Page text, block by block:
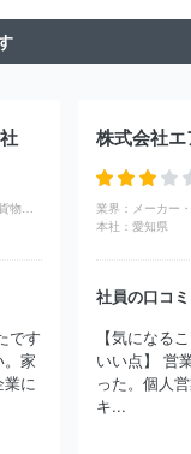
アホールディングス
式会社
社
大陸貿易株式会
株式会社日本ケアサプ
株式会社ハーモ
会社
株式会社
オーウイ
住商ファーマイン
株式会社ジィ・シィ
式会社
株式会社ナ
会社
株式会社本保
ほか(2754
インフラ・物流・エネルギー(貨物（陸運）)
です
家
に
株式会社
業界： メーカー
本社： 愛知県
社員の口コミ
【気になる
いい点】 営
った。個人
キ...